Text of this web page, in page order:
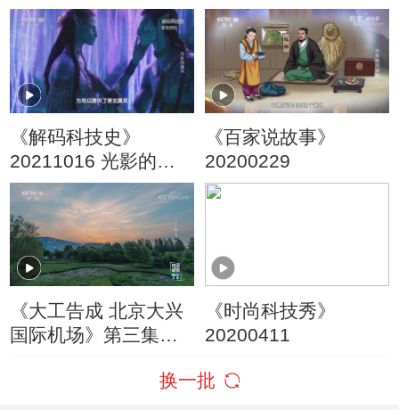
的战术
《解码科技史》
20211016 光影的魔
术
《百家说故事》
20200229
《大工告成 北京大兴
国际机场》第三集：
《时尚科技秀》
20200411
换一批